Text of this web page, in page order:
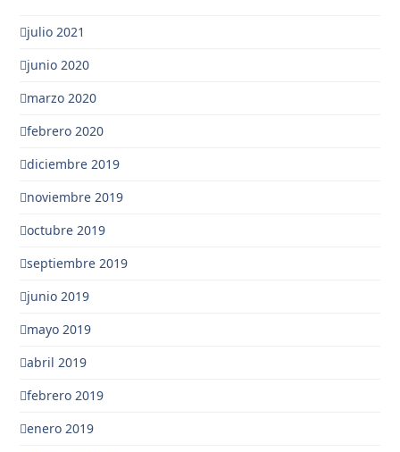
julio 2021
junio 2020
marzo 2020
febrero 2020
diciembre 2019
noviembre 2019
octubre 2019
septiembre 2019
junio 2019
mayo 2019
abril 2019
febrero 2019
enero 2019